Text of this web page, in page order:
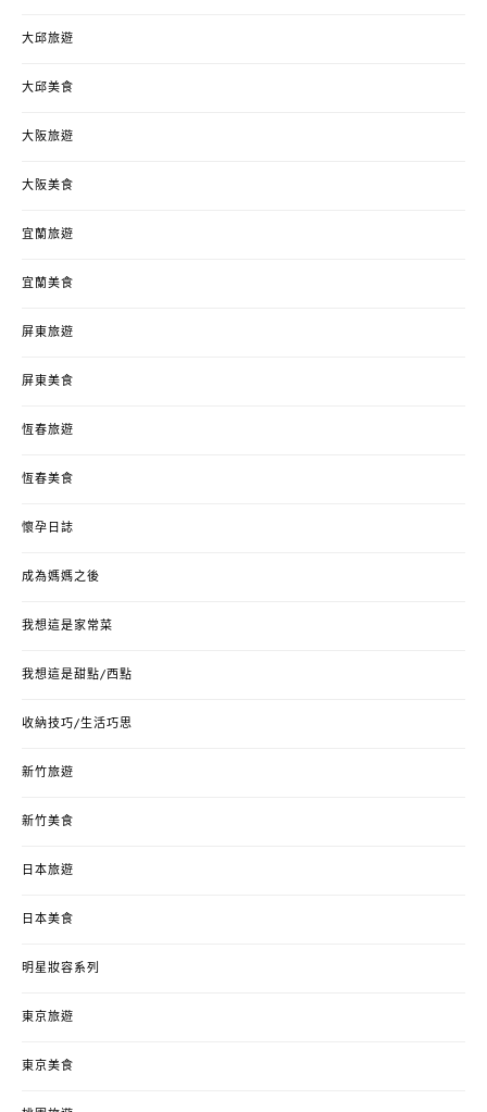
大邱旅遊
大邱美食
大阪旅遊
大阪美食
宜蘭旅遊
宜蘭美食
屏東旅遊
屏東美食
恆春旅遊
恆春美食
懷孕日誌
成為媽媽之後
我想這是家常菜
我想這是甜點/西點
收納技巧/生活巧思
新竹旅遊
新竹美食
日本旅遊
日本美食
明星妝容系列
東京旅遊
東京美食